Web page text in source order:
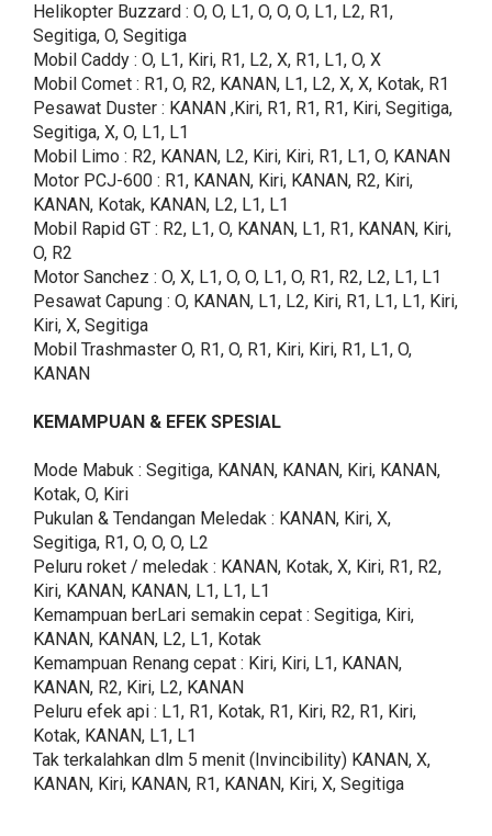
Helikopter Buzzard : O, O, L1, O, O, O, L1, L2, R1,
Segitiga, O, Segitiga
Mobil Caddy : O, L1, Kiri, R1, L2, X, R1, L1, O, X
Mobil Comet : R1, O, R2, KANAN, L1, L2, X, X, Kotak, R1
Pesawat Duster : KANAN ,Kiri, R1, R1, R1, Kiri, Segitiga,
Segitiga, X, O, L1, L1
Mobil Limo : R2, KANAN, L2, Kiri, Kiri, R1, L1, O, KANAN
Motor PCJ-600 : R1, KANAN, Kiri, KANAN, R2, Kiri,
KANAN, Kotak, KANAN, L2, L1, L1
Mobil Rapid GT : R2, L1, O, KANAN, L1, R1, KANAN, Kiri,
O, R2
Motor Sanchez : O, X, L1, O, O, L1, O, R1, R2, L2, L1, L1
Pesawat Capung : O, KANAN, L1, L2, Kiri, R1, L1, L1, Kiri,
Kiri, X, Segitiga
Mobil Trashmaster O, R1, O, R1, Kiri, Kiri, R1, L1, O,
KANAN
KEMAMPUAN & EFEK SPESIAL
Mode Mabuk : Segitiga, KANAN, KANAN, Kiri, KANAN,
Kotak, O, Kiri
Pukulan & Tendangan Meledak : KANAN, Kiri, X,
Segitiga, R1, O, O, O, L2
Peluru roket / meledak : KANAN, Kotak, X, Kiri, R1, R2,
Kiri, KANAN, KANAN, L1, L1, L1
Kemampuan berLari semakin cepat : Segitiga, Kiri,
KANAN, KANAN, L2, L1, Kotak
Kemampuan Renang cepat : Kiri, Kiri, L1, KANAN,
KANAN, R2, Kiri, L2, KANAN
Peluru efek api : L1, R1, Kotak, R1, Kiri, R2, R1, Kiri,
Kotak, KANAN, L1, L1
Tak terkalahkan dlm 5 menit (Invincibility) KANAN, X,
KANAN, Kiri, KANAN, R1, KANAN, Kiri, X, Segitiga